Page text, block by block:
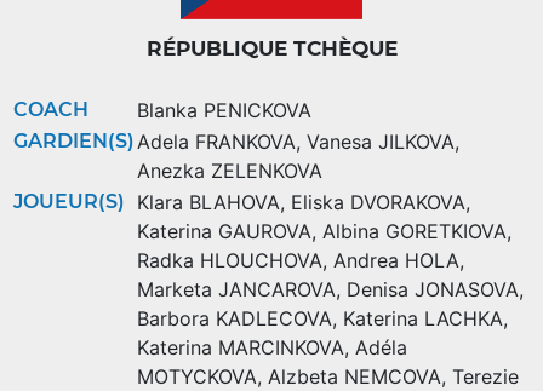
RÉPUBLIQUE TCHÈQUE
COACH Blanka PENICKOVA
GARDIEN(S)Adela FRANKOVA, Vanesa JILKOVA,
Anezka ZELENKOVA
JOUEUR(S) Klara BLAHOVA, Eliska DVORAKOVA,
Katerina GAUROVA, Albina GORETKIOVA,
Radka HLOUCHOVA, Andrea HOLA,
Marketa JANCAROVA, Denisa JONASOVA,
Barbora KADLECOVA, Katerina LACHKA,
Katerina MARCINKOVA, Adéla
MOTYCKOVA, Alzbeta NEMCOVA, Terezie